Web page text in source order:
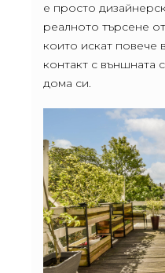
е просто
реалното търсене
които искат повече
контакт с външната
дома си.